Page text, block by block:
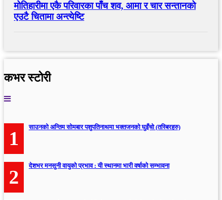
मोतिहारीमा एकै परिवारका पाँच शव, आमा र चार सन्तानको
एउटै चितामा अन्त्येष्टि
कभर स्टोरी
1
साउनको अन्तिम सोमबार पशुपतिनाथमा भक्तजनको घुइँचो (तस्बिरहरु)
2
देशभर मनसुनी वायुको प्रभाव : यी स्थानमा भारी वर्षाको सम्भावना